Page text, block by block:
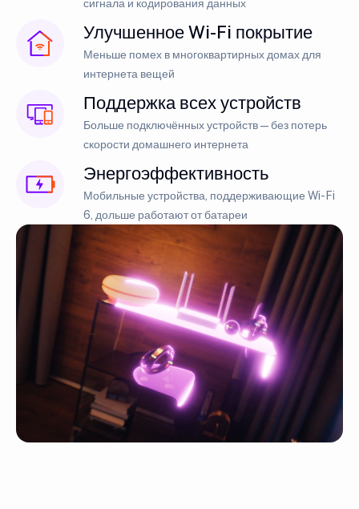
сигнала и кодирования данных
Улучшенное Wi-Fi покрытие
Меньше помех в многоквартирных домах для
интернета вещей
Поддержка всех устройств
Больше подключённых устройств — без потерь
скорости домашнего интернета
Энергоэффективность
Мобильные устройства, поддерживающие Wi-Fi
6, дольше работают от батареи